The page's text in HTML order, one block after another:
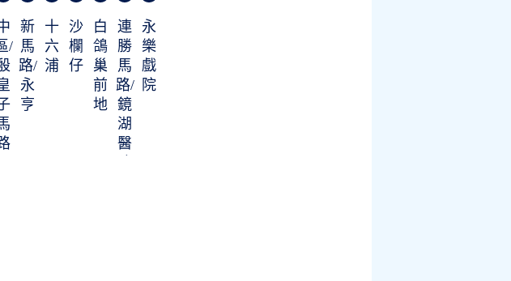
/
新
馬
路/
永
亨
十
六
浦
沙
欄
仔
白
鴿
巢
前
地
連
勝
馬
路/
鏡
湖
醫
永
樂
戲
院